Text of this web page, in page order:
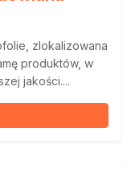
zlokalizowana
produktów, w
jakości....